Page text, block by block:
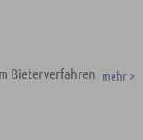
Bieterverfahren mehr >